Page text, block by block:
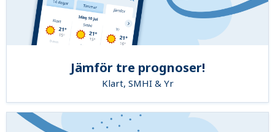
Jämför tre prognoser!
Klart, SMHI & Yr